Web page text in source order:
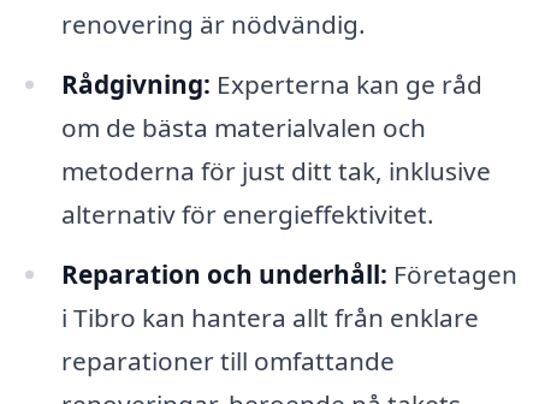
renovering är nödvändig.
Rådgivning: Experterna kan ge råd
om de bästa materialvalen och
metoderna för just ditt tak, inklusive
alternativ för energieffektivitet.
Reparation och underhåll: Företagen
i Tibro kan hantera allt från enklare
reparationer till omfattande